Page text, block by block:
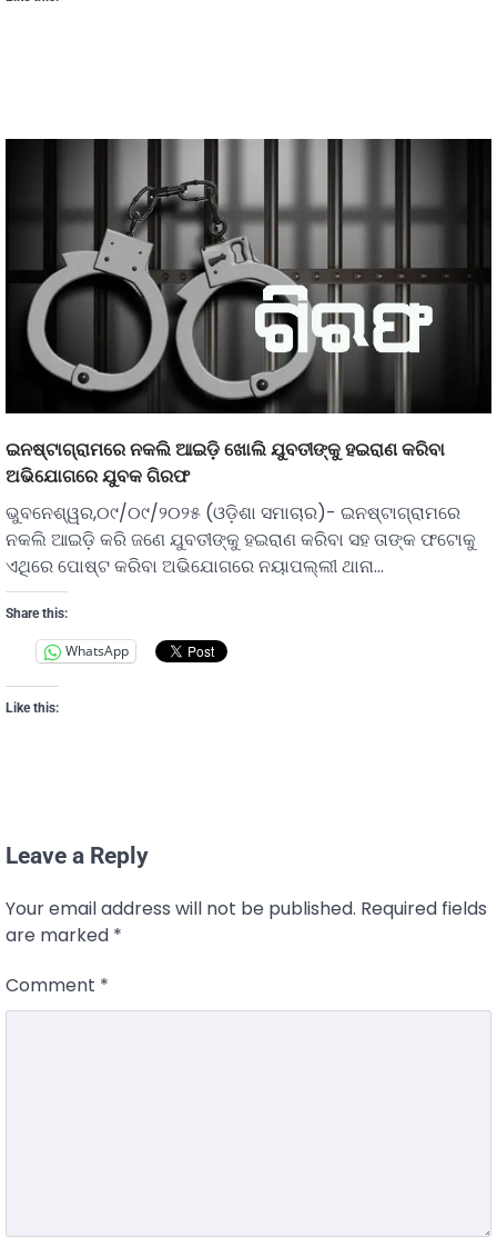
ଇନଷ୍ଟାଗ୍ରାମରେ ନକଲି ଆଇଡ଼ି ଖୋଲି ଯୁବତୀଙ୍କୁ ହଇରାଣ କରିବା
ଅଭିଯୋଗରେ ଯୁବକ ଗିରଫ
ଭୁବନେଶ୍ୱର,୦୯/୦୯/୨୦୨୫ (ଓଡ଼ିଶା ସମାଚାର)- ଇନଷ୍ଟାଗ୍ରାମରେ
ନକଲି ଆଇଡ଼ି କରି ଜଣେ ଯୁବତୀଙ୍କୁ ହଇରାଣ କରିବା ସହ ତାଙ୍କ ଫଟୋକୁ
ଏଥିରେ ପୋଷ୍ଟ କରିବା ଅଭିଯୋଗରେ ନୟାପଲ୍ଲୀ ଥାନା…
Share this:
WhatsApp
Like this:
Leave a Reply
Your email address will not be published. Required fields
are marked *
Comment *